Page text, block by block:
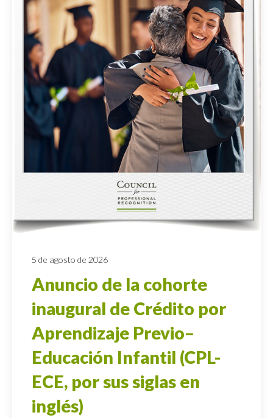
5 de agosto de 2026
Anuncio de la cohorte
inaugural de Crédito por
Aprendizaje Previo–
Educación Infantil (CPL-
ECE, por sus siglas en
inglés)